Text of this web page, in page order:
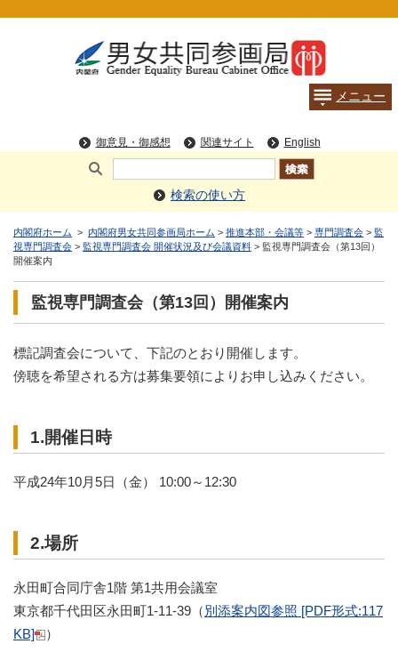
検索の使い方
内閣府ホーム > 内閣府男女共同参画局ホーム > 推進本部・会議等 > 専門調査会 > 監
視専門調査会 > 監視専門調査会 開催状況及び会議資料 > 監視専門調査会（第13回）
開催案内
監視専門調査会（第13回）開催案内
標記調査会について、下記のとおり開催します。
傍聴を希望される方は募集要領によりお申し込みください。
1.開催日時
平成24年10月5日（金） 10:00～12:30
2.場所
永田町合同庁舎1階 第1共用会議室
東京都千代田区永田町1-11-39（別添案内図参照 [PDF形式:117
KB]
）